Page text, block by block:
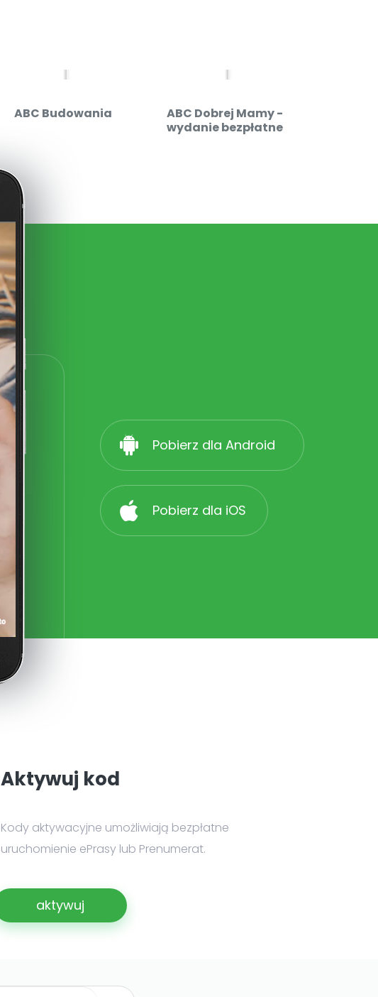
ABC Budowania
ABC Dobrej Mamy -
wydanie bezpłatne
Pobierz dla Android
Pobierz dla iOS
Aktywuj kod
Kody aktywacyjne umożliwiają bezpłatne
uruchomienie ePrasy lub Prenumerat.
aktywuj